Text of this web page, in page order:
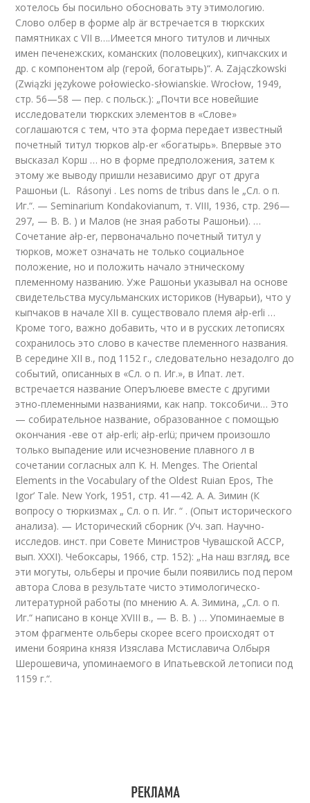
хотелось бы посильно обосновать эту этимологию.
Слово олбер в форме alp är встречается в тюркских
памятниках с VII в….Имеется много титулов и личных
имен печенежских, команских (половецких), кипчакских и
др. с компонентом alp (герой, богатырь)“. A. Zajączkowski
(Związki językowe połowiecko-słowianskie. Wrocłow, 1949,
стр. 56—58 — пер. с польск.): „Почти все новейшие
исследователи тюркских элементов в «Слове»
соглашаются с тем, что эта форма передает известный
почетный титул тюрков alp-er «богатырь». Впервые это
высказал Корш … но в форме предположения, затем к
этому же выводу пришли независимо друг от друга
Рашоньи (L. Rásonyi . Les noms de tribus dans le „Сл. о п.
Иг.“. — Seminarium Kondakovianum, т. VIII, 1936, стр. 296—
297, — В. В. ) и Малов (не зная работы Рашоньи). …
Сочетание ałp-er, первоначально почетный титул у
тюрков, может означать не только социальное
положение, но и положить начало этническому
племенному названию. Уже Рашоньи указывал на основе
свидетельства мусульманских историков (Нуварьи), что у
кыпчаков в начале XII в. существовало племя ałp-erli …
Кроме того, важно добавить, что и в русских летописях
сохранилось это слово в качестве племенного названия.
В середине XII в., под 1152 г., следовательно незадолго до
событий, описанных в «Сл. о п. Иг.», в Ипат. лет.
встречается название Оперълюеве вместе с другими
этно-племенными названиями, как напр. токсобичи… Это
— собирательное название, образованное с помощью
окончания -еве от ałp-erli; ałp-erlü; причем произошло
только выпадение или исчезновение плавного л в
сочетании согласных алп K. H. Menges. The Oriental
Elements in the Vocabulary of the Oldest Ruian Epos, The
Igor’ Tale. New York, 1951, стр. 41—42. А. А. Зимин (К
вопросу о тюркизмах „ Сл. о п. Иг. “ . (Опыт исторического
анализа). — Исторический сборник (Уч. зап. Научно-
исследов. инст. при Совете Министров Чувашской АССР,
вып. XXXI). Чебоксары, 1966, стр. 152): „На наш взгляд, все
эти могуты, ольберы и прочие были появились под пером
автора Слова в результате чисто этимологическо-
литературной работы (по мнению А. А. Зимина, „Сл. о п.
Иг.“ написано в конце XVIII в., — В. В. ) … Упоминаемые в
этом фрагменте ольберы скорее всего происходят от
имени боярина князя Изяслава Мстиславича Олбыря
Шерошевича, упоминаемого в Ипатьевской летописи под
1159 г.“.